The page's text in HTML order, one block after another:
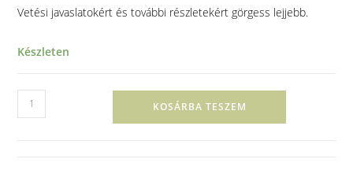
Vetési javaslatokért és további részletekért görgess lejjebb.
Készleten
KOSÁRBA TESZEM